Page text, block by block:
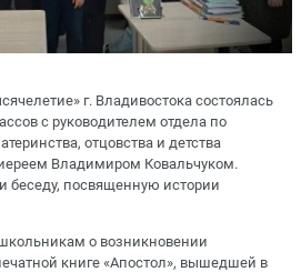
г. Владивостока состоялась
с руководителем отдела по
отцовства и детства
Владимиром Ковальчуком.
беседу, посвященную истории
о возникновении
книге «Апостол», вышедшей в